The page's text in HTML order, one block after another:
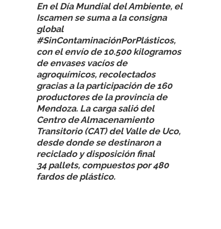
En el Día Mundial del Ambiente, el
Iscamen se suma a la consigna
global
#SinContaminaciónPorPlásticos,
con el envío de 10.500 kilogramos
de envases vacíos de
agroquímicos, recolectados
gracias a la participación de 160
productores de la provincia de
Mendoza. La carga salió del
Centro de Almacenamiento
Transitorio (CAT) del Valle de Uco,
desde donde se destinaron a
reciclado y disposición final
34 pallets, compuestos por 480
fardos de plástico.